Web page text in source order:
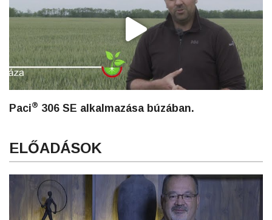
Paci® 306 SE alkalmazása búzában.
ELŐADÁSOK